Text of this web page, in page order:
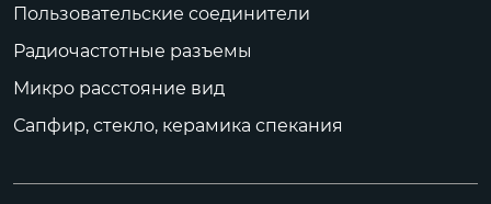
	Продукты серии
BNC - это байонетн
Наружный диамет
Пользовательские соединители
Радиочастотные разъемы
Микро расстояние вид
Сапфир, стекло, керамика спекания